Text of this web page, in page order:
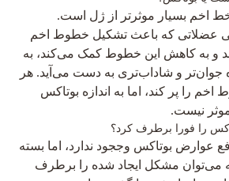
اخم بسیار موثرتر از ژل است.
عضلاتی که باعث تشکیل خطوط اخم
و به کاهش این خطوط کمک می‌کند، به
و شاداب‌تری به دست می‌آید. هر
را پر کند، اما به اندازه بوتاکس
نیست.
را فورا برطرف کرد؟
عوارض بوتاکس وججود ندارد، اما بسته
می‌توان مشکل ایجاد شده را برطرف